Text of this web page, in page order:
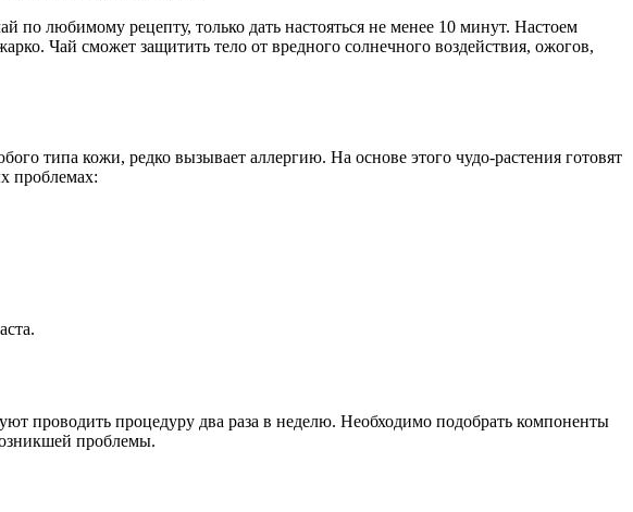
любимому рецепту, только дать настояться не менее 10 минут. Настоем
Чай сможет защитить тело от вредного солнечного воздействия, ожогов,
типа кожи, редко вызывает аллергию. На основе этого чудо-растения готовят
проблемах:
проводить процедуру два раза в неделю. Необходимо подобрать компоненты
проблемы.